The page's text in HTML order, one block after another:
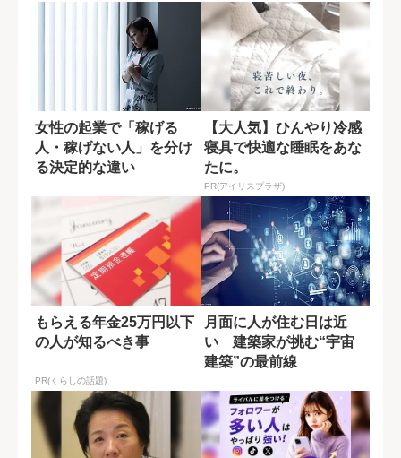
女性の起業で「稼げる
人・稼げない人」を分け
る決定的な違い
【大人気】ひんやり冷感
寝具で快適な睡眠をあな
たに。
PR(アイリスプラザ)
もらえる年金25万円以下
の人が知るべき事
PR(くらしの話題)
月面に人が住む日は近
い 建築家が挑む“宇宙
建築”の最前線